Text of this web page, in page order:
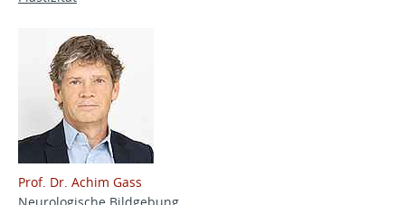
Prof. Dr. Achim Gass